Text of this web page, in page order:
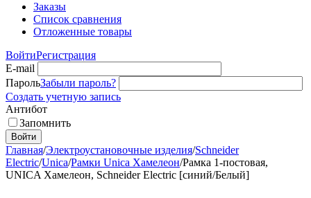
Заказы
Список сравнения
Отложенные товары
ВойтиРегистрация
E-mail
ПарольЗабыли пароль?
Создать учетную запись
Антибот
Запомнить
Войти
Главная/Электроустановочные изделия/Schneider
Electric/Unica/Рамки Unica Хамелеон/Рамка 1-постовая,
UNICA Хамелеон, Schneider Electric [синий/Белый]